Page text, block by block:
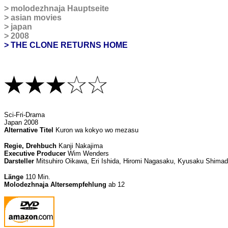
> molodezhnaja Hauptseite
> asian movies
> japan
> 2008
> THE CLONE RETURNS HOME
Sci-Fri-Drama
Japan 2008
Alternative Titel
Kuron wa kokyo wo mezasu
Regie, Drehbuch Kanji Nakajima
Executive Producer Wim Wenders
Darsteller Mitsuhiro Oikawa, Eri Ishida, Hiromi Nagasaku, Kyusaku
Länge 110 Min.
Molodezhnaja Altersempfehlung ab 12